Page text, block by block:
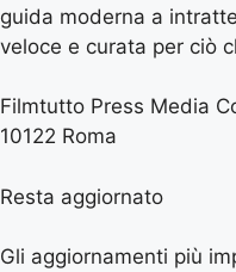
guida moderna a
veloce e curata per ciò
Filmtutto Press Media
10122 Roma
Resta aggiornato
Gli aggiornamenti più